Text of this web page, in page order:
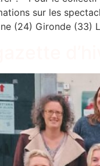
sur les
(24) Gironde (33)